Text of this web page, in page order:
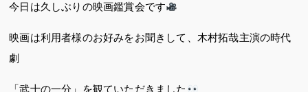
今日は久しぶりの映画鑑賞会です
映画は利用者様のお好みをお聞きして、木村拓哉主演の時代
劇
「武士の一分」を観ていただきました